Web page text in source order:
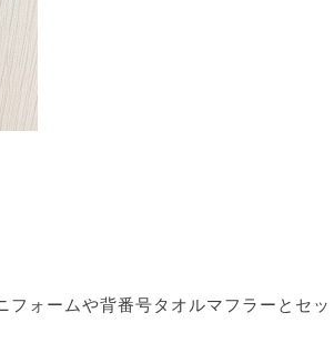
ォームや背番号タオルマフラーとセッ